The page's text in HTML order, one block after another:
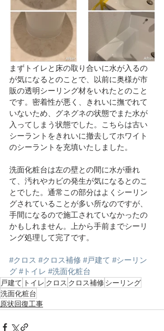
まずトイレと床の取り合いに水が入るの
が気になるとのことで、以前に奥様が市
販の透明シーリング材をいれたとのこと
です。密着性が悪く、きれいに撫でれて
いないため、グネグネの状態でまた水が
入ってしまう状態でした。こちらは古い
シーラントをきれいに撤去してホワイト
のシーラントを充填いたしました。
洗面化粧台は左の壁との間に水が垂れ
て、汚れやカビの発生が気になるとのこ
とでした。通常この部分はよくシーリン
グされていることが多い所なのですが、
手間になるので施工されていなかったの
かもしれません。上から手前までシーリ
ング処理して完了です。
#クロス #クロス補修 #戸建て #シーリン
グ #トイレ #洗面化粧台
戸建て トイレ クロス クロス補修シーリング
洗面化粧台
原状回復工事